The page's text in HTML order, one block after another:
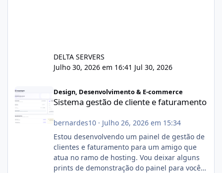
DELTA SERVERS
Julho 30, 2026 em 16:41 Jul 30, 2026
Design, Desenvolvimento & E-commerce
Sistema gestão de cliente e faturamento
bernardes10· Julho 26, 2026 em 15:34
Estou desenvolvendo um painel de gestão de
clientes e faturamento para um amigo que
atua no ramo de hosting. Vou deixar alguns
prints de demonstração do painel para vocês